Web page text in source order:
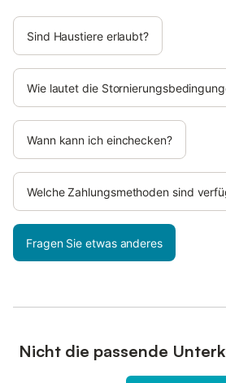
Sind Haustiere erlaubt?
Wie lautet die
Wann kann ich einchecken?
Welche Zahlungsmethoden sind
Fragen Sie etwas anderes
Nicht die passende